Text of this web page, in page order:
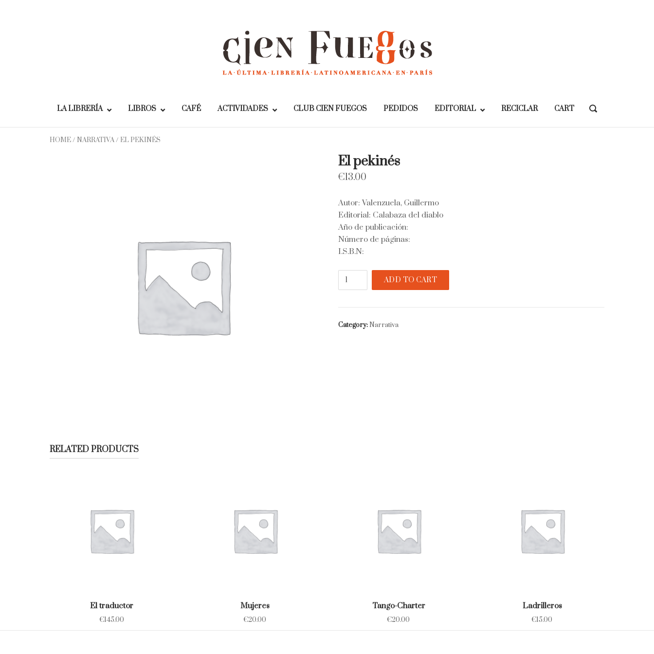
LA LIBRERÍA LIBROS CAFÉ ACTIVIDADES CLUB CIEN FUEGOS PEDIDOS EDITORIAL RECICLAR CART
OPEN
BAR
HOME/ NARRATIVA/ EL PEKINÉS
El pekinés
€13.00
Autor: Valenzuela, Guillermo
Editorial: Calabaza del diablo
Año de publicación:
Número de páginas:
I.S.B.N:
ADD TO CART
Category:Narrativa
RELATED PRODUCTS
El traductor
€145.00
Mujeres
€20.00
Tango-Charter
€20.00
Ladrilleros
€15.00